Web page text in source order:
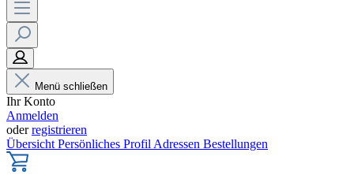
Menü schließen
Ihr Konto
Anmelden
oderregistrieren
Übersicht Persönliches Profil Adressen Bestellungen